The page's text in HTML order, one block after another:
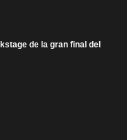
de la gran final del